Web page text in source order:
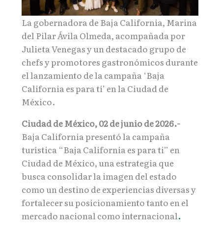
La gobernadora de Baja California, Marina
del Pilar Ávila Olmeda, acompañada por
Julieta Venegas y un destacado grupo de
chefs y promotores gastronómicos durante
el lanzamiento de la campaña ‘Baja
California es para ti’ en la Ciudad de
México.
Ciudad de México, 02 de junio de 2026.-
Baja California presentó la campaña
turística “Baja California es para ti” en
Ciudad de México, una estrategia que
busca consolidar la imagen del estado
como un destino de experiencias diversas y
fortalecer su posicionamiento tanto en el
mercado nacional como internacional.